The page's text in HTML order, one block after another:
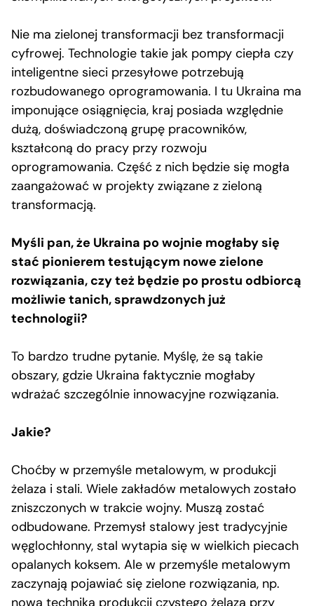
Nie ma zielonej transformacji bez transformacji
cyfrowej. Technologie takie jak pompy ciepła czy
inteligentne sieci przesyłowe potrzebują
rozbudowanego oprogramowania. I tu Ukraina ma
imponujące osiągnięcia, kraj posiada względnie
dużą, doświadczoną grupę pracowników,
kształconą do pracy przy rozwoju
oprogramowania. Część z nich będzie się mogła
zaangażować w projekty związane z zieloną
transformacją.
Myśli pan, że Ukraina po wojnie mogłaby się
stać pionierem testującym nowe zielone
rozwiązania, czy też będzie po prostu odbiorcą
możliwie tanich, sprawdzonych już
technologii?
To bardzo trudne pytanie. Myślę, że są takie
obszary, gdzie Ukraina faktycznie mogłaby
wdrażać szczególnie innowacyjne rozwiązania.
Jakie?
Choćby w przemyśle metalowym, w produkcji
żelaza i stali. Wiele zakładów metalowych zostało
zniszczonych w trakcie wojny. Muszą zostać
odbudowane. Przemysł stalowy jest tradycyjnie
węglochłonny, stal wytapia się w wielkich piecach
opalanych koksem. Ale w przemyśle metalowym
zaczynają pojawiać się zielone rozwiązania, np.
nowa technika produkcji czystego żelaza przy